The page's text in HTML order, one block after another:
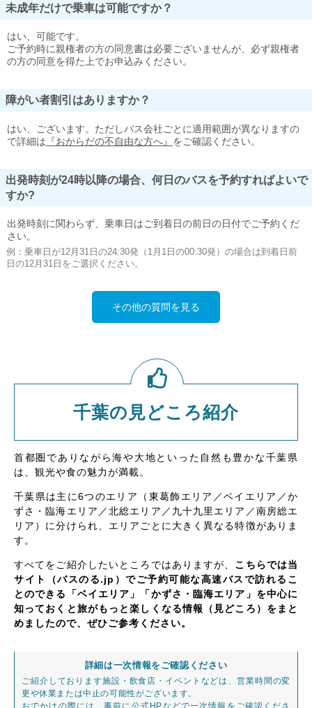
未成年だけで乗車は可能ですか？
はい、可能です。
ご予約時に親権者の方の同意書は必要ございませんが、必ず親権者
の方の同意を得た上でお申込みください。
障がい者割引はありますか？
はい、ございます。ただしバス会社ごとに適用範囲が異なりますの
で詳細は 『おからだの不自由な方へ』 をご確認ください。
出発時刻が24時以降の場合、何日のバスを予約すればよいで
すか?
出発時刻に関わらず、乗車日はご到着日の前日の日付でご予約くだ
さい。
例：乗車日が12月31日の24:30発（1月1日の00:30発）の場合は到着日前
日の12月31日をご選択ください。
その他の質問を見る
千葉の見どころ紹介
首都圏でありながら海や大地といった自然も豊かな千葉県
は、観光や食の魅力が満載。
千葉県は主に6つのエリア（東葛飾エリア／ベイエリア／か
ずさ・臨海エリア／北総エリア／九十九里エリア／南房総エ
リア）に分けられ、エリアごとに大きく異なる特徴がありま
す。
すべてをご紹介したいところではありますが、 こちらでは当
サイト（バスのる.jp）でご予約可能な高速バスで訪れるこ
とのできる「ベイエリア」「かずさ・臨海エリア」を中心に
知っておくと旅がもっと楽しくなる情報（見どころ）をまと
めましたので、ぜひご参考ください。
詳細は一次情報をご確認ください
ご紹介しております施設・飲食店・イベントなどは、営業時間の変
更や休業または中止の可能性がございます。
おでかけの際には、事前に公式HPなどで一次情報をご確認くださ